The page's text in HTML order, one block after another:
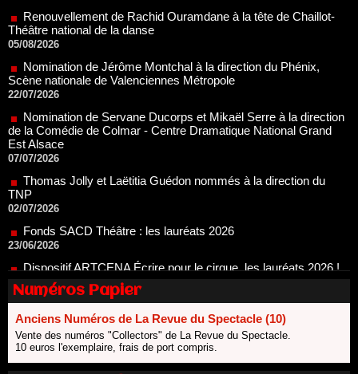
Nomination de Jérôme Montchal à la direction du Phénix,
Scène nationale de Valenciennes Métropole
Nomination de Servane Ducorps et Mikaël Serre à la direction
de la Comédie de Colmar - Centre Dramatique National Grand
07/07/2026
Thomas Jolly et Laëtitia Guédon nommés à la direction du
TNP
Fonds SACD Théâtre : les lauréats 2026
23/06/2026
Dispositif ARTCENA Écrire pour le cirque, les lauréats 2026 !
20/06/2026
Le palmarès des prix SACD 2026
18/06/2026
Les 10 lauréats du Fonds Grandes Formes Théâtre 2026
SACD
13/06/2026
Nomination de Nathalie Garraud et Olivier Saccomano à la
direction du Théâtre de Gennevilliers - CDN
Numéros Papier
Anciens Numéros de La Revue du Spectacle (10)
Vente des numéros "Collectors" de La Revue du Spectacle.
10 euros l'exemplaire, frais de port compris.